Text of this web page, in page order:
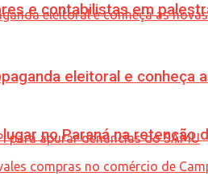
eleitoral e conheça
e contabilistas em
no Paraná na retenção